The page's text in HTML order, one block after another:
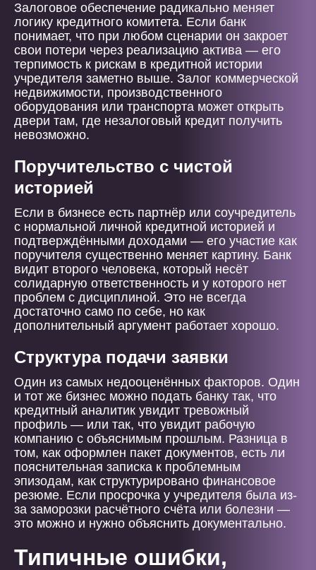
Залоговое обеспечение радикально меняет
логику кредитного комитета. Если банк
понимает, что при любом сценарии он закроет
свои потери через реализацию актива — его
терпимость к рискам в кредитной истории
учредителя заметно выше. Залог коммерческой
недвижимости, производственного
оборудования или транспорта может открыть
двери там, где незалоговый кредит получить
невозможно.
Поручительство с чистой
историей
Если в бизнесе есть партнёр или соучредитель
с нормальной личной кредитной историей и
подтверждёнными доходами — его участие как
поручителя существенно меняет картину. Банк
видит второго человека, который несёт
солидарную ответственность и у которого нет
проблем с дисциплиной. Это не всегда
достаточно само по себе, но как
дополнительный аргумент работает хорошо.
Структура подачи заявки
Один из самых недооценённых факторов. Один
и тот же бизнес можно подать банку так, что
кредитный аналитик увидит тревожный
профиль — или так, что увидит рабочую
компанию с объяснимым прошлым. Разница в
том, как оформлен пакет документов, есть ли
пояснительная записка к проблемным
эпизодам, как структурировано финансовое
резюме. Если просрочка у учредителя была из-
за заморозки расчётного счёта или болезни —
это можно и нужно объяснить документально.
Типичные ошибки,